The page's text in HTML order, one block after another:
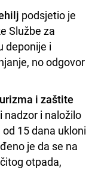
podsjetio je
Službe za
deponije i
no odgovor
i zaštite
nadzor i naložilo
15 dana ukloni
je da se na
otpada,